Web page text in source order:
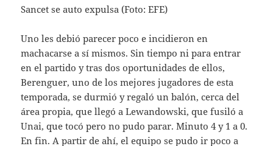
Sancet se auto expulsa (Foto: EFE)
Uno les debió parecer poco e incidieron en
machacarse a sí mismos. Sin tiempo ni para entrar
en el partido y tras dos oportunidades de ellos,
Berenguer, uno de los mejores jugadores de esta
temporada, se durmió y regaló un balón, cerca del
área propia, que llegó a Lewandowski, que fusiló a
Unai, que tocó pero no pudo parar. Minuto 4 y 1 a 0.
En fin. A partir de ahí, el equipo se pudo ir poco a